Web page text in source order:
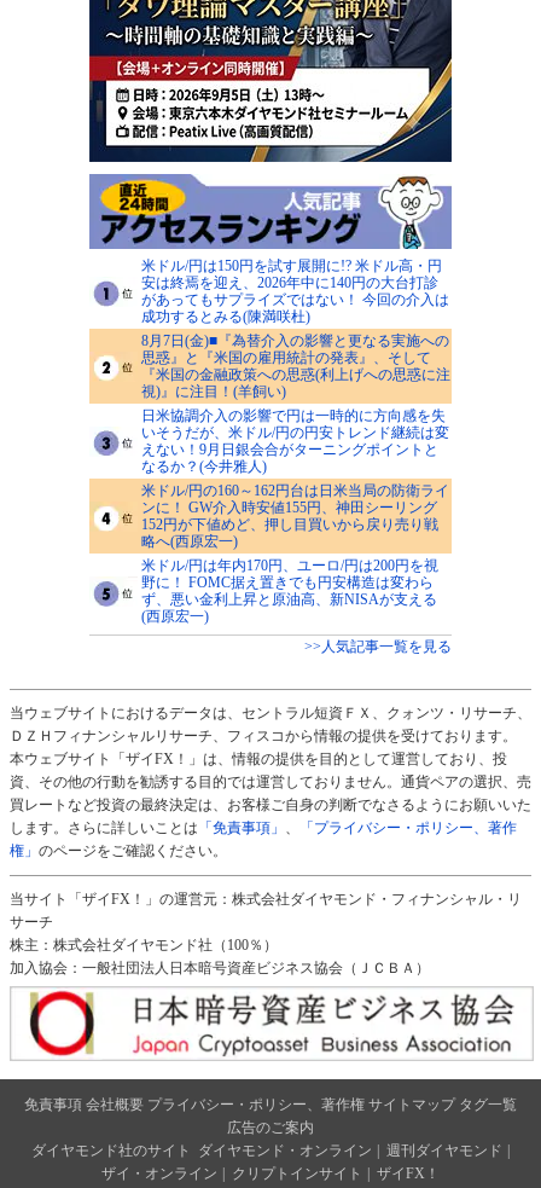
米ドル/円は150円を試す展開に!? 米ドル高・円
安は終焉を迎え、2026年中に140円の大台打診
があってもサプライズではない！ 今回の介入は
成功するとみる(陳満咲杜)
8月7日(金)■『為替介入の影響と更なる実施への
思惑』と『米国の雇用統計の発表』、そして
『米国の金融政策への思惑(利上げへの思惑に注
視)』に注目！(羊飼い)
日米協調介入の影響で円は一時的に方向感を失
いそうだが、米ドル/円の円安トレンド継続は変
えない！9月日銀会合がターニングポイントと
なるか？(今井雅人)
米ドル/円の160～162円台は日米当局の防衛ライ
ンに！ GW介入時安値155円、神田シーリング
152円が下値めど、押し目買いから戻り売り戦
略へ(西原宏一)
米ドル/円は年内170円、ユーロ/円は200円を視
野に！ FOMC据え置きでも円安構造は変わら
ず、悪い金利上昇と原油高、新NISAが支える
(西原宏一)
>>人気記事一覧を見る
当ウェブサイトにおけるデータは、セントラル短資ＦＸ、クォンツ・リサーチ、
ＤＺＨフィナンシャルリサーチ、フィスコから情報の提供を受けております。
本ウェブサイト「ザイFX！」は、情報の提供を目的として運営しており、投
資、その他の行動を勧誘する目的では運営しておりません。通貨ペアの選択、売
買レートなど投資の最終決定は、お客様ご自身の判断でなさるようにお願いいた
します。さらに詳しいことは 「免責事項」 、
「プライバシー・ポリシー、著作
権」 のページをご確認ください。
当サイト「ザイFX！」の運営元：株式会社ダイヤモンド・フィナンシャル・リ
サーチ
株主：株式会社ダイヤモンド社（100％）
加入協会：一般社団法人日本暗号資産ビジネス協会（ＪＣＢＡ）
免責事項 会社概要 プライバシー・ポリシー、著作権 サイトマップ タグ一覧
広告のご案内
ダイヤモンド社のサイト
ダイヤモンド・オンライン | 週刊ダイヤモンド |
ザイ・オンライン | クリプトインサイト | ザイFX！